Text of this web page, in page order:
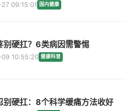
09:15:01 国内健康
别硬扛？6类病因需警惕
10:55:20 健康科普
别硬扛：8个科学缓痛方法收好